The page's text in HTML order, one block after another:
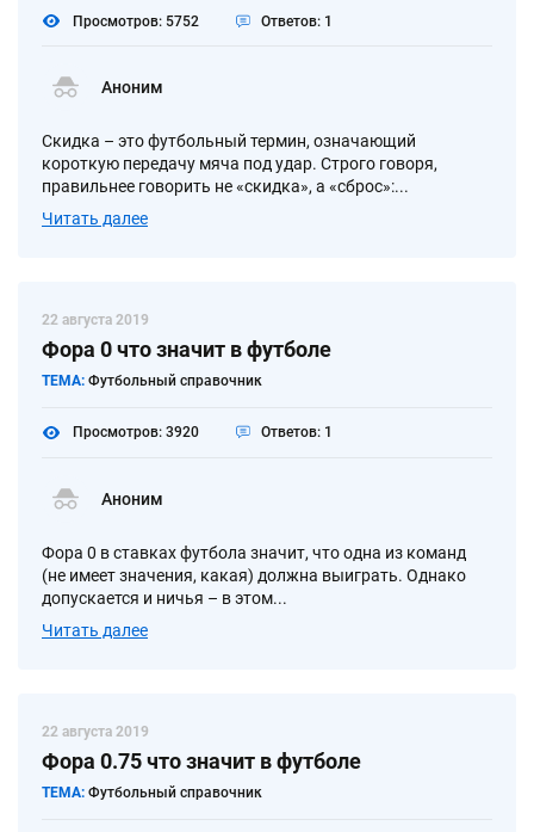
Просмотров: 5752 Ответов: 1
Аноним
Скидка – это футбольный термин, означающий
короткую передачу мяча под удар. Строго говоря,
правильнее говорить не «скидка», а «сброс»:...
Читать далее
22 августа 2019
Фора 0 что значит в футболе
ТЕМА: Футбольный справочник
Просмотров: 3920 Ответов: 1
Аноним
Фора 0 в ставках футбола значит, что одна из команд
(не имеет значения, какая) должна выиграть. Однако
допускается и ничья – в этом...
Читать далее
22 августа 2019
Фора 0.75 что значит в футболе
ТЕМА: Футбольный справочник